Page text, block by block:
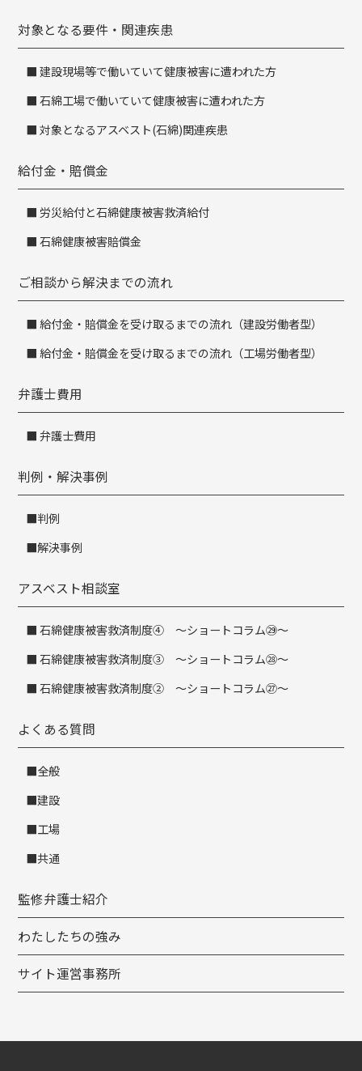
対象となる要件・関連疾患
建設現場等で働いていて健康被害に遭われた方
石綿工場で働いていて健康被害に遭われた方
対象となるアスベスト(石綿)関連疾患
給付金・賠償金
労災給付と石綿健康被害救済給付
石綿健康被害賠償金
ご相談から解決までの流れ
給付金・賠償金を受け取るまでの流れ（建設労働者型）
給付金・賠償金を受け取るまでの流れ（工場労働者型）
弁護士費用
弁護士費用
判例・解決事例
判例
解決事例
アスベスト相談室
石綿健康被害救済制度④ ～ショートコラム㉙～
石綿健康被害救済制度③ ～ショートコラム㉘～
石綿健康被害救済制度② ～ショートコラム㉗～
よくある質問
全般
建設
工場
共通
監修弁護士紹介
わたしたちの強み
サイト運営事務所